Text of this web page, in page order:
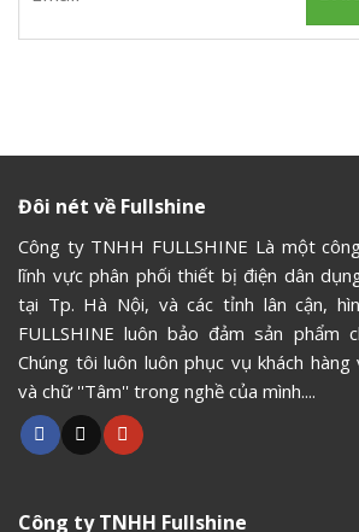
Đôi nét về Fullshine
Công ty TNHH FULLSHINE Là một
lĩnh vực phân phối thiết bị điện dân
tại Tp. Hà Nội, và các tỉnh lân cận,
FULLSHINE luôn bảo đảm sản phẩm
Chúng tôi luôn luôn phục vụ khách
và chữ ''Tâm'' trong nghề của mình....
Công ty TNHH Fullshine